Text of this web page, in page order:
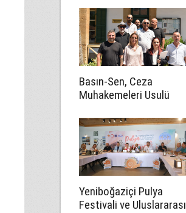
aykırı'
Basın-Sen, Ceza
Muhakemeleri Usulü
maddesinin iptali için
Anayasa Mahkemesi’ne
başvurdu
Yeniboğaziçi Pulya
Festivali ve Uluslararası